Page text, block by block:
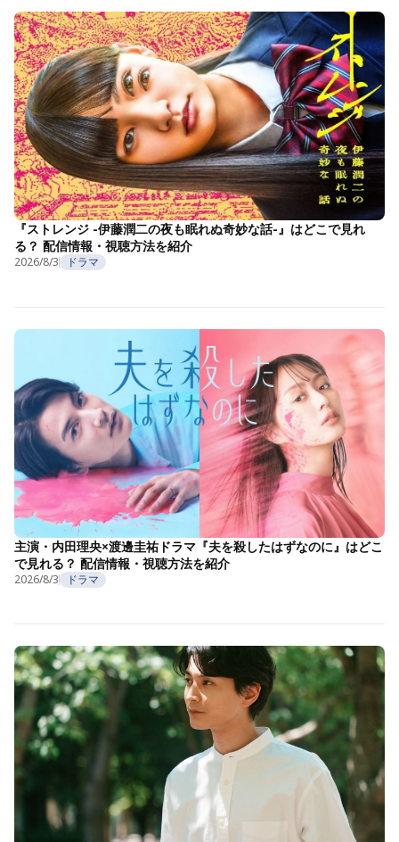
『ストレンジ -伊藤潤二の夜も眠れぬ奇妙な話-』はどこで見れ
る？ 配信情報・視聴方法を紹介
2026/8/3 ドラマ
主演・内田理央×渡邊圭祐ドラマ『夫を殺したはずなのに』はどこ
で見れる？ 配信情報・視聴方法を紹介
2026/8/3 ドラマ